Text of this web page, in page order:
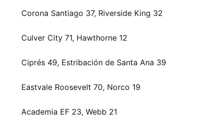
Corona Santiago 37, Riverside King 32
Culver City 71, Hawthorne 12
Ciprés 49, Estribación de Santa Ana 39
Eastvale Roosevelt 70, Norco 19
Academia EF 23, Webb 21